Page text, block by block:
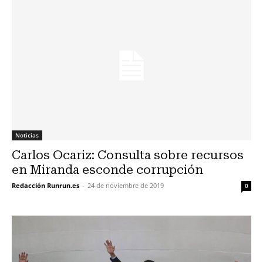
Noticias
Carlos Ocariz: Consulta sobre recursos
en Miranda esconde corrupción
Redacción Runrun.es - 24 de noviembre de 2019 0